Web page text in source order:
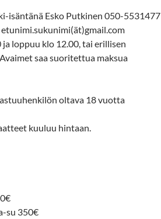
isäntänä Esko Putkinen 050-5531477
ja loppuu klo 12.00, tai erillisen
saa suoritettua maksua
oltava 18 vuotta
kuuluu hintaan.
su 350€